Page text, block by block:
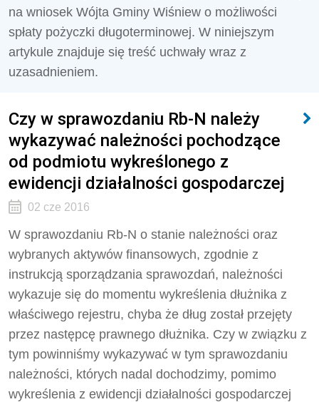
na wniosek Wójta Gminy Wiśniew o możliwości
spłaty pożyczki długoterminowej. W niniejszym
artykule znajduje się treść uchwały wraz z
uzasadnieniem.
Czy w sprawozdaniu Rb-N należy
wykazywać należności pochodzące
od podmiotu wykreślonego z
ewidencji działalności gospodarczej
02 cze 2016
W sprawozdaniu Rb-N o stanie należności oraz
wybranych aktywów finansowych, zgodnie z
instrukcją sporządzania sprawozdań, należności
wykazuje się do momentu wykreślenia dłużnika z
właściwego rejestru, chyba że dług został przejęty
przez następcę prawnego dłużnika. Czy w związku z
tym powinniśmy wykazywać w tym sprawozdaniu
należności, których nadal dochodzimy, pomimo
wykreślenia z ewidencji działalności gospodarczej